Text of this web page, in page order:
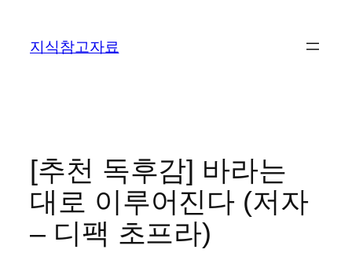
지식참고자료
[추천 독후감] 바라는
대로 이루어진다 (저자
– 디팩 초프라)